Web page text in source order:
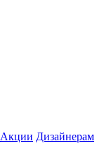
Акции Дизайнерам